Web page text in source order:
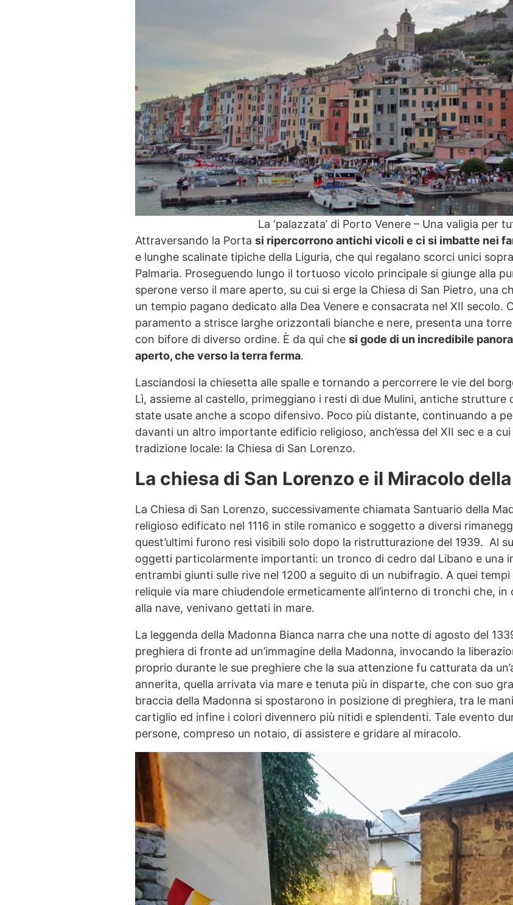
La ‘palazzata’ di Porto Venere – Una valigia per
Attraversando la Porta si ripercorrono antichi vicoli e ci si imbatte nei
e lunghe scalinate tipiche della Liguria, che qui regalano scorci unici
Palmaria. Proseguendo lungo il tortuoso vicolo principale si giunge alla
sperone verso il mare aperto, su cui si erge la Chiesa di San Pietro, una
un tempio pagano dedicato alla Dea Venere e consacrata nel XII secolo.
paramento a strisce larghe orizzontali bianche e nere, presenta una
con bifore di diverso ordine. È da qui che si gode di un incredibile
aperto, che verso la terra ferma.
Lasciandosi la chiesetta alle spalle e tornando a percorrere le vie del
Lì, assieme al castello, primeggiano i resti di due Mulini, antiche strutture
state usate anche a scopo difensivo. Poco più distante, continuando a
davanti un altro importante edificio religioso, anch’essa del XII sec e a
tradizione locale: la Chiesa di San Lorenzo.
La chiesa di San Lorenzo e il Miracolo
La Chiesa di San Lorenzo, successivamente chiamata Santuario della
religioso edificato nel 1116 in stile romanico e soggetto a diversi
quest’ultimi furono resi visibili solo dopo la ristrutturazione del 1939. Al
oggetti particolarmente importanti: un tronco di cedro dal Libano e una
entrambi giunti sulle rive nel 1200 a seguito di un nubifragio. A quei
reliquie via mare chiudendole ermeticamente all’interno di tronchi che,
alla nave, venivano gettati in mare.
La leggenda della Madonna Bianca narra che una notte di agosto del
preghiera di fronte ad un’immagine della Madonna, invocando la
proprio durante le sue preghiere che la sua attenzione fu catturata da
annerita, quella arrivata via mare e tenuta più in disparte, che con suo
braccia della Madonna si spostarono in posizione di preghiera, tra le
cartiglio ed infine i colori divennero più nitidi e splendenti. Tale evento
persone, compreso un notaio, di assistere e gridare al miracolo.